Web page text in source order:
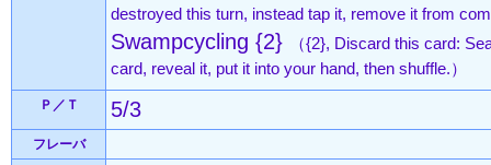
destroyed this turn, instead tap it, remove it from
Swampcycling {2}
（{2}, Discard this card:
card, reveal it, put it into your hand, then shuffle.）
Ｐ／Ｔ 5/3
フレーバ